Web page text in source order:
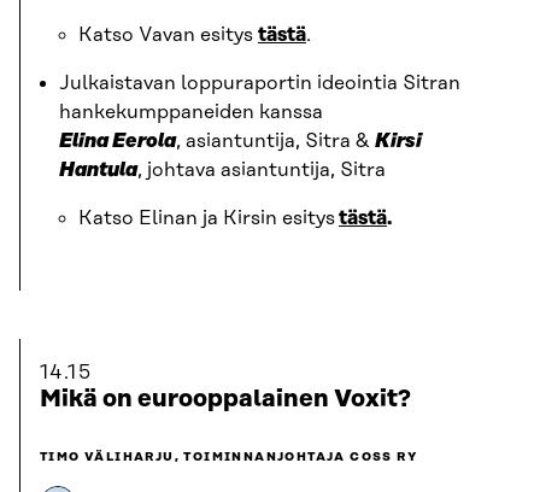
Katso Vavan esitys tästä.
Julkaistavan loppuraportin ideointia Sitran
hankekumppaneiden kanssa
Elina Eerola, asiantuntija, Sitra & Kirsi
Hantula, johtava asiantuntija, Sitra
Katso Elinan ja Kirsin esitystästä.
14.15
Mikä on eurooppalainen Voxit?
TIMO VÄLIHARJU, TOIMINNANJOHTAJA COSS RY